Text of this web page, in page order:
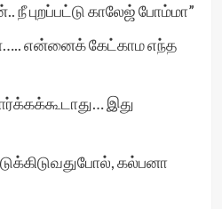
புறப்பட்டு காலேஜ் போம்மா”
என்னைக் கேட்காம எந்த
இது
கல்பனா